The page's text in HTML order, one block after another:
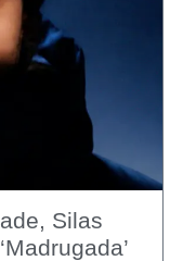
Silas